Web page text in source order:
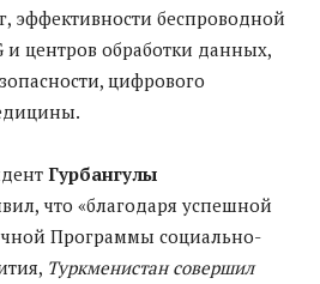
эффективности беспроводной
и центров обработки данных,
цифрового
Гурбангулы
что «благодаря успешной
Программы социально-
Туркменистан совершил